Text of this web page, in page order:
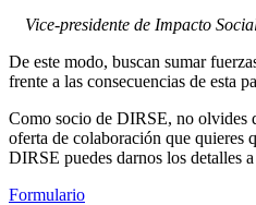
Vice-presidente de Impacto
De este modo, buscan sumar
frente a las consecuencias de esta
Como socio de DIRSE, no olvides
oferta de colaboración que quieres
DIRSE puedes darnos los detalles
Formulario